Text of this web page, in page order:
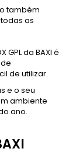
também
as
GPL da BAXI é
de utilizar.
e o seu
ambiente
ano.